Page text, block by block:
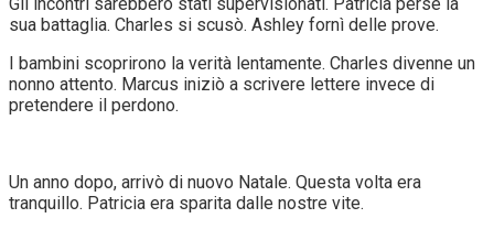
sua battaglia. Charles si scusò. Ashley fornì delle prove.
I bambini scoprirono la verità lentamente. Charles divenne un
nonno attento. Marcus iniziò a scrivere lettere invece di
pretendere il perdono.
Un anno dopo, arrivò di nuovo Natale. Questa volta era
tranquillo. Patricia era sparita dalle nostre vite.